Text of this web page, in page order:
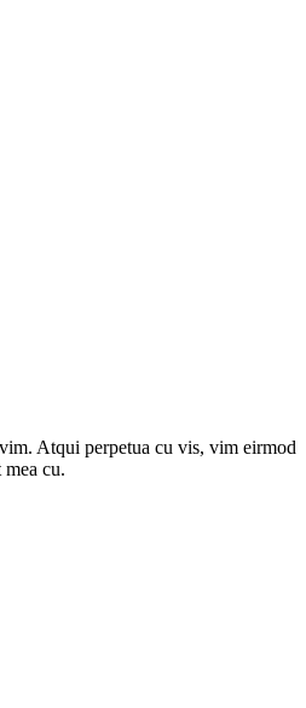
Atqui perpetua cu vis, vim eirmod
cu.